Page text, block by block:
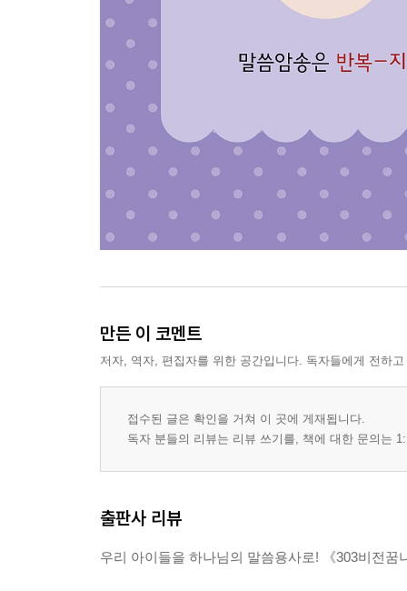
만든 이 코멘트
저자, 역자, 편집자를 위한 공간입니다. 독자들에게 전하
접수된 글은 확인을 거쳐 이 곳에 게재됩니다.
독자 분들의 리뷰는 리뷰 쓰기를, 책에 대한 문의는
출판사 리뷰
우리 아이들을 하나님의 말씀용사로! 《303비전꿈